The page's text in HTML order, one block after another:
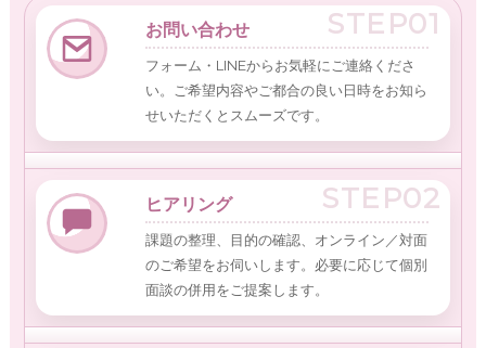
STEP01
お問い合わせ
フォーム・LINEからお気軽にご連絡くださ
い。ご希望内容やご都合の良い日時をお知ら
せいただくとスムーズです。
STEP02
ヒアリング
課題の整理、目的の確認、オンライン／対面
のご希望をお伺いします。必要に応じて個別
面談の併用をご提案します。